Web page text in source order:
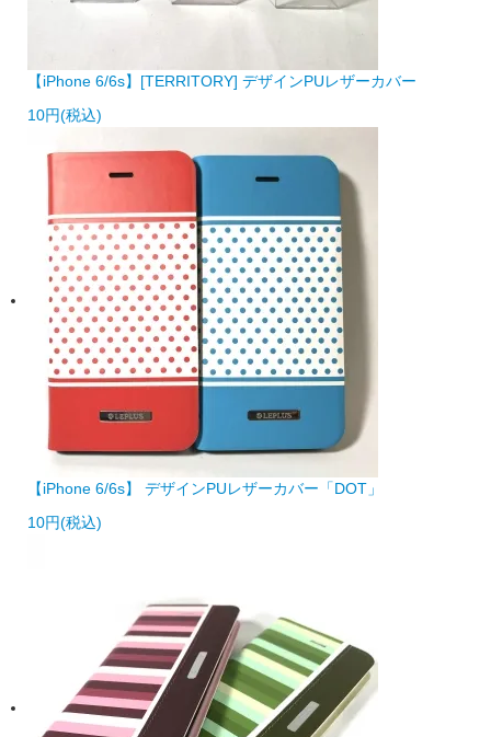
【iPhone 6/6s】[TERRITORY] デザインPUレザーカバー
10円(税込)
【iPhone 6/6s】 デザインPUレザーカバー「DOT」
10円(税込)